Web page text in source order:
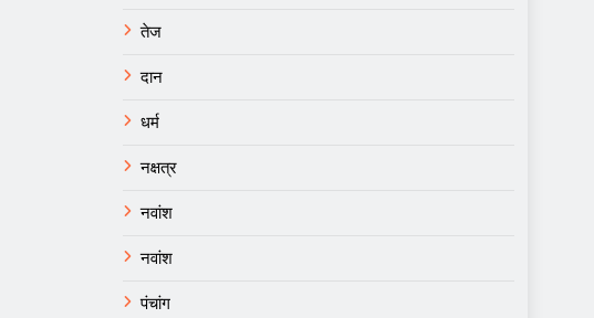
तेज
दान
धर्म
नक्षत्र
नवांश
नवांश
पंचांग